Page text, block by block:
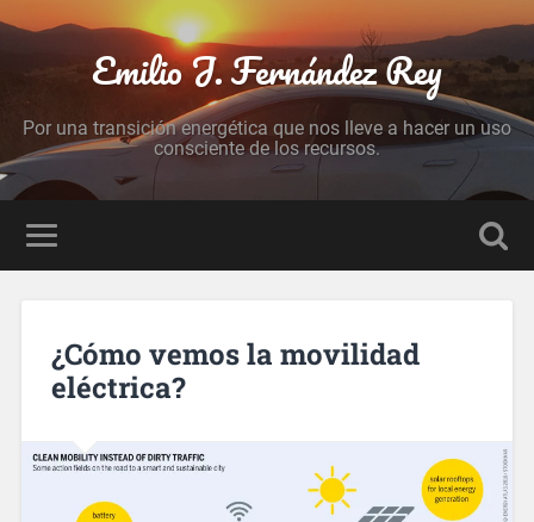
Emilio J. Fernández Rey
Por una transición energética que nos lleve a hacer un uso
consciente de los recursos.
¿Cómo vemos la movilidad
eléctrica?